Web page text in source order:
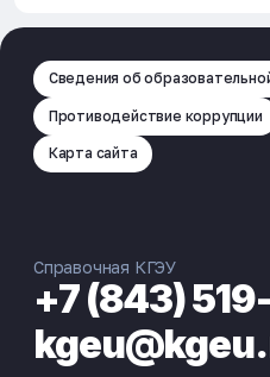
Сведения об
Противодействие коррупции
Карта сайта
Справочная КГЭУ
+7 (843)